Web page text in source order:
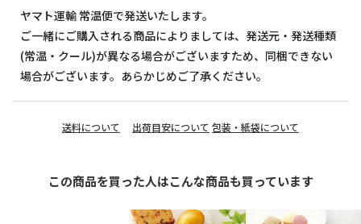
ヤマト運輸 常温便で発送いたします。
ご一緒にご購入される商品によりましては、発送元・発送種類
(常温・クール)が異なる場合がございますため、同梱できない
場合がございます。あらかじめご了承ください。
送料について 出荷目安について 包装・紙袋について
この商品を買った人はこんな商品も買っています